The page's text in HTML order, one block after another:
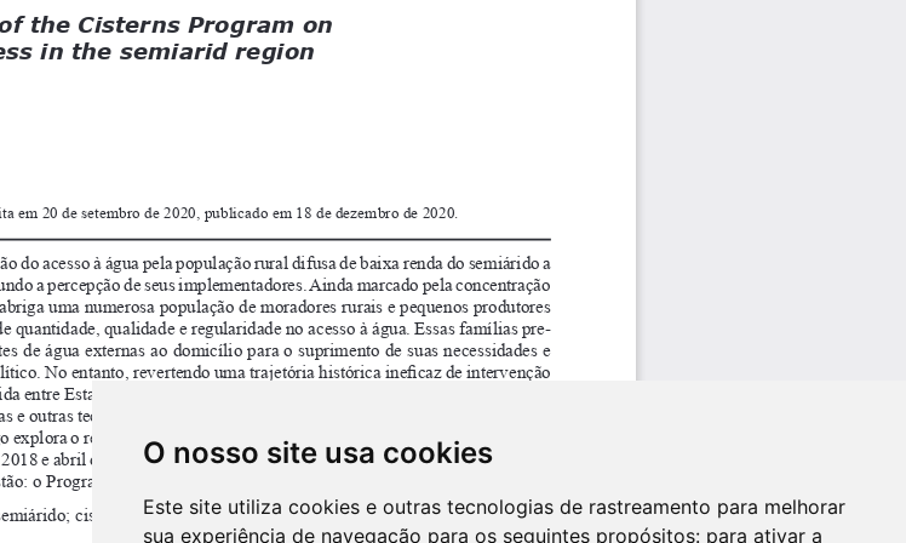
O nosso site usa cookies
Este site utiliza cookies e outras tecnologias de rastreamento para melhorar
sua experiência de navegação para os seguintes propósitos: para ativar a